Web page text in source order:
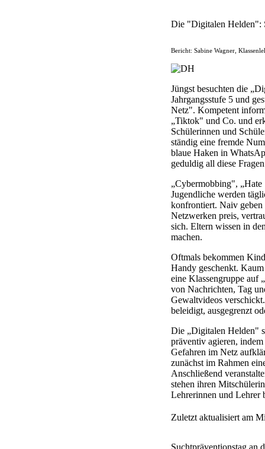
Die "Digitalen Helden":
Bericht: Sabine Wagner,
Jüngst besuchten die
Jahrgangsstufe 5 und
Netz". Kompetent
„Tiktok" und Co. und
Schülerinnen und
ständig eine fremde
blaue Haken in
geduldig all diese
„Cybermobbing",
Jugendliche werden
konfrontiert. Naiv geben
Netzwerken preis,
sich. Eltern wissen in
machen.
Oftmals bekommen
Handy geschenkt.
eine Klassengruppe auf
von Nachrichten, Tag
Gewaltvideos
beleidigt, ausgegrenzt
Die „Digitalen Helden"
präventiv agieren,
Gefahren im Netz
zunächst im Rahmen
Anschließend
stehen ihren
Lehrerinnen und Lehrer
Zuletzt aktualisiert am
Suchtpräventionstag an